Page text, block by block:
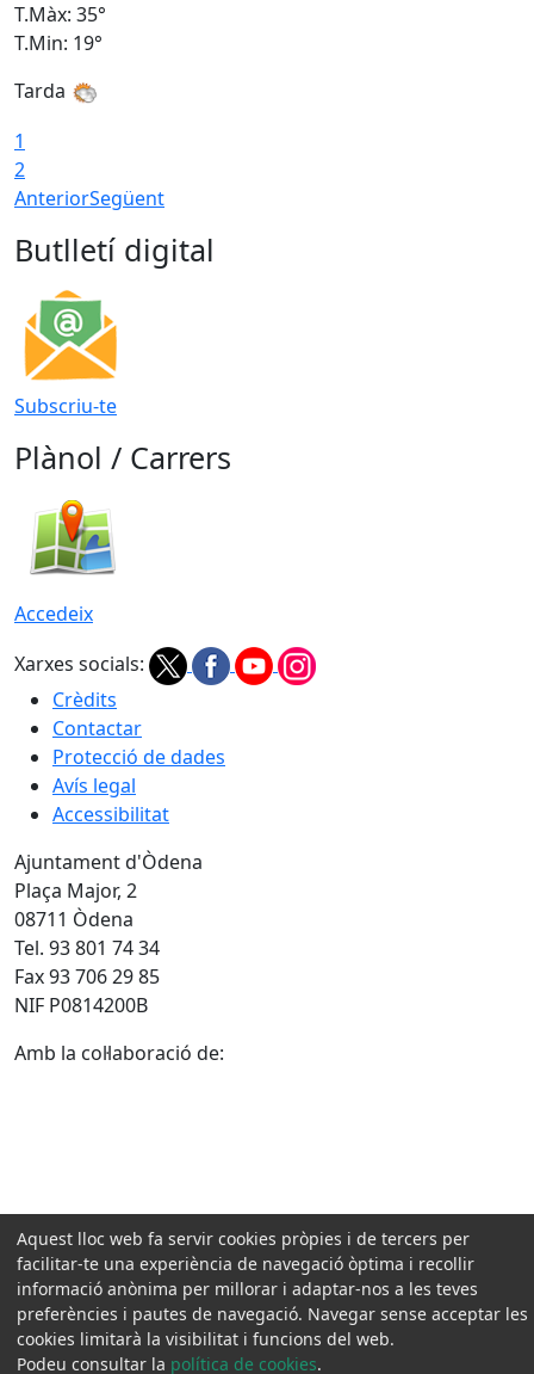
T.Màx: 35°
T.Min: 19°
Tarda
1
2
AnteriorSegüent
Butlletí digital
Subscriu-te
Plànol / Carrers
Accedeix
Xarxes socials:
Crèdits
Contactar
Protecció de dades
Avís legal
Accessibilitat
Ajuntament d'Òdena
Plaça Major, 2
08711 Òdena
Tel. 93 801 74 34
Fax 93 706 29 85
NIF P0814200B
Amb la col·laboració de:
Aquest lloc web fa servir cookies pròpies i de tercers per
facilitar-te una experiència de navegació òptima i recollir
informació anònima per millorar i adaptar-nos a les teves
preferències i pautes de navegació. Navegar sense acceptar les
cookies limitarà la visibilitat i funcions del web.
Podeu consultar la política de cookies.